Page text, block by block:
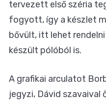
tervezett első széria
fogyott, így a készlet
bővült, itt lehet
készült pólóból is.
A grafikai arculatot
jegyzi, Dávid szavaival